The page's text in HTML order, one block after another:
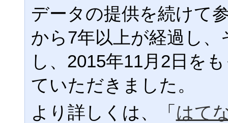
データの提供を続けて
から7年以上が経過し
し、2015年11月2日を
ていただきました。
より詳しくは、「 はて